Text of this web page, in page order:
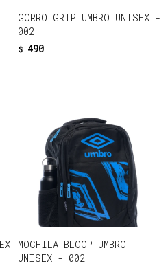
GORRO GRIP UMBRO UNISEX -
002
$ 490
MOCHILA BLOOP UMBRO
UNISEX - 002